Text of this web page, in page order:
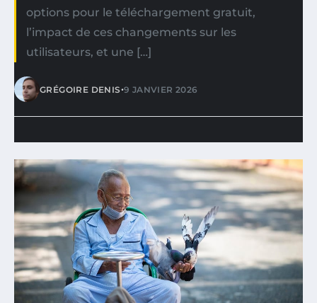
options pour le téléchargement gratuit,
l’impact de ces changements sur les
utilisateurs, et une […]
GRÉGOIRE DENIS•9 JANVIER 2026